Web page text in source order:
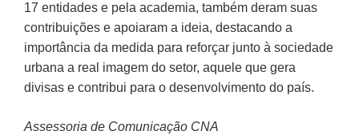
17 entidades e pela academia, também deram suas
contribuições e apoiaram a ideia, destacando a
importância da medida para reforçar junto à sociedade
urbana a real imagem do setor, aquele que gera
divisas e contribui para o desenvolvimento do país.
Assessoria de Comunicação CNA